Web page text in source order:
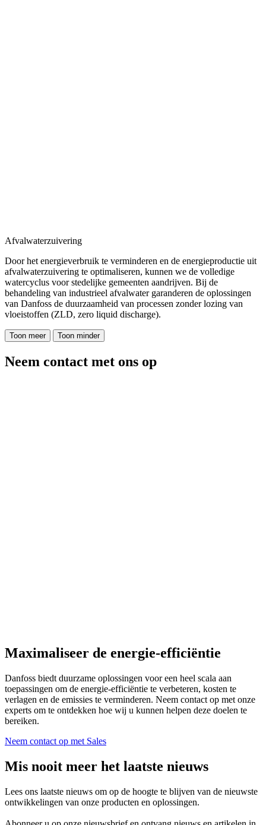
Afvalwaterzuivering
Door het energieverbruik te verminderen en de energieproductie uit
afvalwaterzuivering te optimaliseren, kunnen we de volledige
watercyclus voor stedelijke gemeenten aandrijven. Bij de
behandeling van industrieel afvalwater garanderen de oplossingen
van Danfoss de duurzaamheid van processen zonder lozing van
vloeistoffen (ZLD, zero liquid discharge).
Toon meer Toon minder
Neem contact met ons op
Maximaliseer de energie-efficiëntie
Danfoss biedt duurzame oplossingen voor een heel scala aan
toepassingen om de energie-efficiëntie te verbeteren, kosten te
verlagen en de emissies te verminderen. Neem contact op met onze
experts om te ontdekken hoe wij u kunnen helpen deze doelen te
bereiken.
Neem contact op met Sales
Mis nooit meer het laatste nieuws
Lees ons laatste nieuws om op de hoogte te blijven van de nieuwste
ontwikkelingen van onze producten en oplossingen.